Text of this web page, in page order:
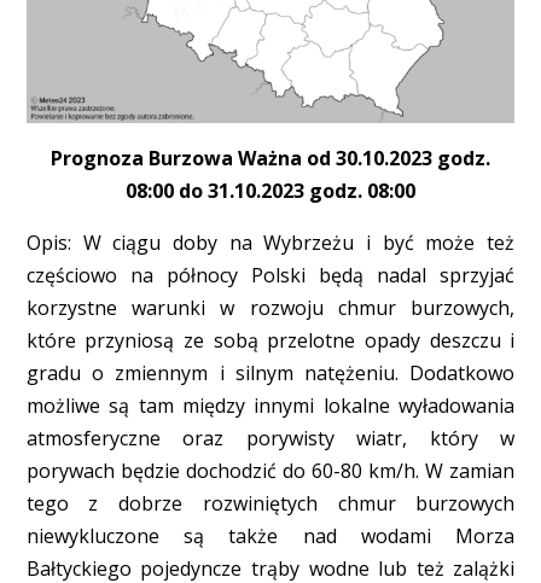
Prognoza Burzowa Ważna od 30.10.2023 godz.
08:00 do 31.10.2023 godz. 08:00
Opis: W ciągu doby na Wybrzeżu i być może też
częściowo na północy Polski będą nadal sprzyjać
korzystne warunki w rozwoju chmur burzowych,
które przyniosą ze sobą przelotne opady deszczu i
gradu o zmiennym i silnym natężeniu. Dodatkowo
możliwe są tam między innymi lokalne wyładowania
atmosferyczne oraz porywisty wiatr, który w
porywach będzie dochodzić do 60-80 km/h. W zamian
tego z dobrze rozwiniętych chmur burzowych
niewykluczone są także nad wodami Morza
Bałtyckiego pojedyncze trąby wodne lub też zalążki